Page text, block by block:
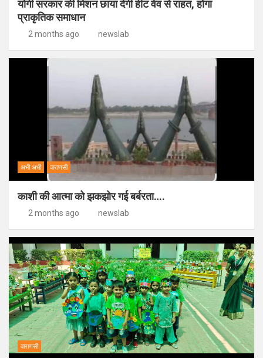
योगी सरकार की मिशन छाया देगी हीट वेव से राहत, होगा
प्राकृतिक समाधान
2 months ago newslab
अभी अभी वाराणसी
काशी की आत्मा को झकझोर गई बर्बरता….
2 months ago newslab
वाराणसी